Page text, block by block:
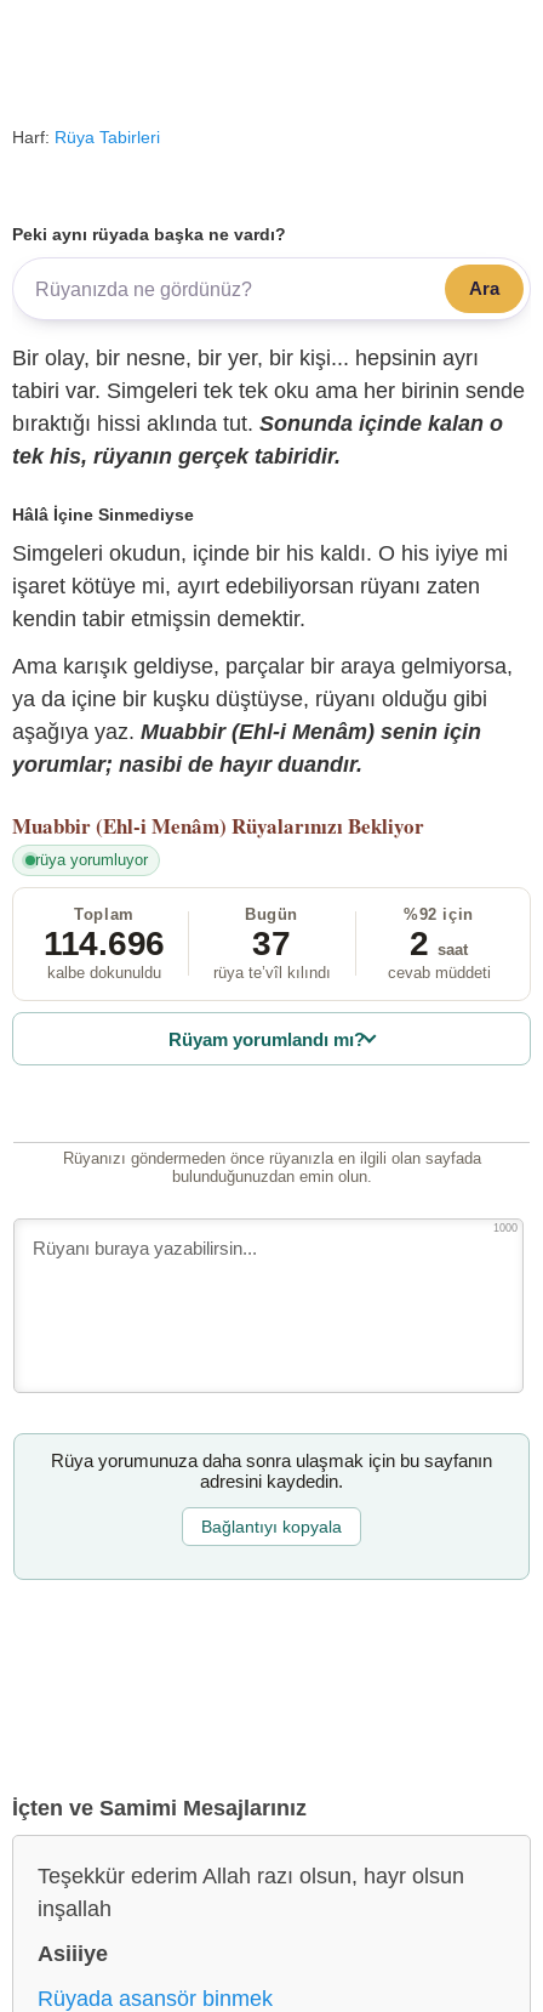
Harf: Rüya Tabirleri
Peki aynı rüyada başka ne vardı?
Ara
Bir olay, bir nesne, bir yer, bir kişi... hepsinin ayrı
tabiri var. Simgeleri tek tek oku ama her birinin sende
bıraktığı hissi aklında tut. Sonunda içinde kalan o
tek his, rüyanın gerçek tabiridir.
Hâlâ İçine Sinmediyse
Simgeleri okudun, içinde bir his kaldı. O his iyiye mi
işaret kötüye mi, ayırt edebiliyorsan rüyanı zaten
kendin tabir etmişsin demektir.
Ama karışık geldiyse, parçalar bir araya gelmiyorsa,
ya da içine bir kuşku düştüyse, rüyanı olduğu gibi
aşağıya yaz. Muabbir (Ehl-i Menâm) senin için
yorumlar; nasibi de hayır duandır.
Muabbir (Ehl-i Menâm) Rüyalarınızı Bekliyor
rüya yorumluyor
Toplam
114.696
kalbe dokunuldu
Bugün
37
rüya te’vîl kılındı
%92 için
2 saat
cevab müddeti
Rüyam yorumlandı mı?
Rüyanızı göndermeden önce rüyanızla en ilgili olan sayfada
bulunduğunuzdan emin olun.
1000
Rüya yorumunuza daha sonra ulaşmak için bu sayfanın
adresini kaydedin.
Bağlantıyı kopyala
İçten ve Samimi Mesajlarınız
Teşekkür ederim Allah razı olsun, hayr olsun
inşallah
Asiiiye
Rüyada asansör binmek